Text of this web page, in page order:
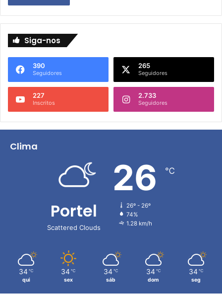
Siga-nos
390
Seguidores
265
Seguidores
227
Inscritos
2.733
Seguidores
Clima
Portel
Scattered Clouds
26 ℃
26º - 26º
74%
1.28 km/h
34 ℃
qui
34 ℃
sex
34 ℃
sáb
34 ℃
dom
34 ℃
seg